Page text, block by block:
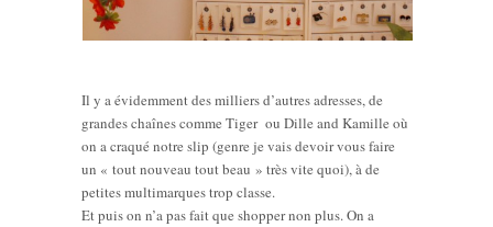
Il y a évidemment des milliers d’autres adresses, de
grandes chaînes comme Tiger ou Dille and Kamille où
on a craqué notre slip (genre je vais devoir vous faire
un « tout nouveau tout beau » très vite quoi), à de
petites multimarques trop classe.
Et puis on n’a pas fait que shopper non plus. On a